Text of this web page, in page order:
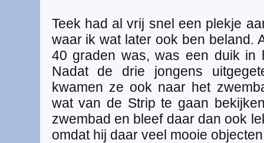
Teek had al vrij snel een plekje
waar ik wat later ook ben beland.
40 graden was, was een duik in
Nadat de drie jongens
kwamen ze ook naar het
wat van de Strip te gaan
zwembad en bleef daar dan ook
omdat hij daar veel mooie